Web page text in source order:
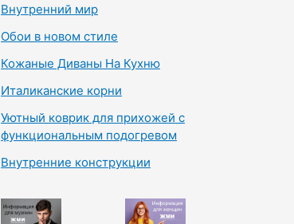
Внутренний мир
Обои в новом стиле
Кожаные Диваны На Кухню
Италиканские корни
Уютный коврик для прихожей с
функциональным подогревом
Внутренние конструкции